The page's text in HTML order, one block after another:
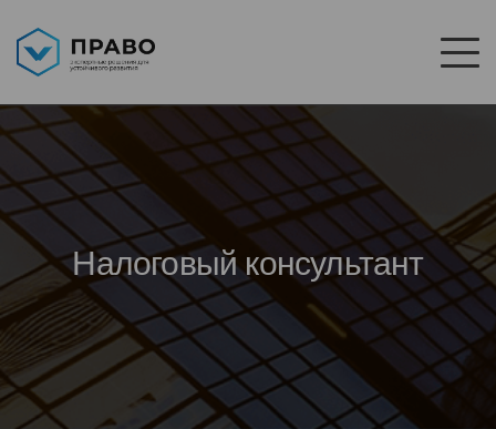
Налоговый консультант